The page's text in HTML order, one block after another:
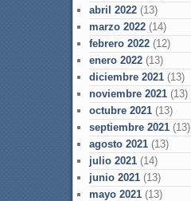
abril 2022(13)
marzo 2022(14)
febrero 2022(12)
enero 2022(13)
diciembre 2021(13)
noviembre 2021(13)
octubre 2021(13)
septiembre 2021(13)
agosto 2021(13)
julio 2021(14)
junio 2021(13)
mayo 2021(13)